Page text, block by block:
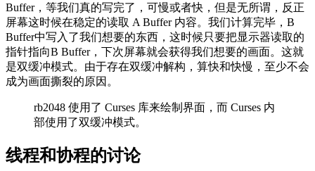
Buffer，等我们真的写完了，可慢或者快，但是无所谓，反正
屏幕这时候在稳定的读取 A Buffer 内容。我们计算完毕，B
Buffer中写入了我们想要的东西，这时候只要把显示器读取的
指针指向B Buffer，下次屏幕就会获得我们想要的画面。这就
是双缓冲模式。由于存在双缓冲解构，算快和快慢，至少不会
成为画面撕裂的原因。
rb2048 使用了 Curses 库来绘制界面，而 Curses 内
部使用了双缓冲模式。
线程和协程的讨论